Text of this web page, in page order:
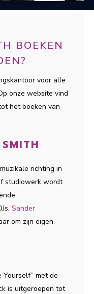
BOEKEN
voor alle
onze website vind
het boeken van
richting in
studiowerk wordt
Sander
om zijn eigen
Yourself” met de
is uitgeroepen tot